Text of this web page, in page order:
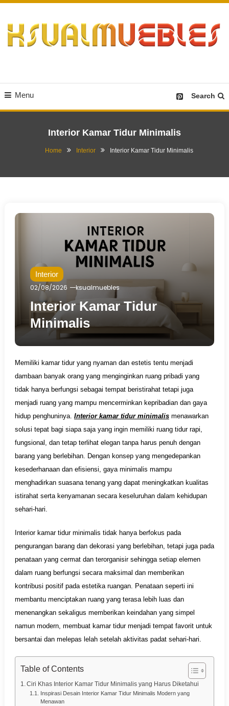
Content
Menu Search
Interior Kamar Tidur Minimalis
Home Interior Interior Kamar Tidur Minimalis
Interior
02/08/2026
ksualmuebles
Interior Kamar Tidur
Minimalis
Memiliki kamar tidur yang nyaman dan estetis tentu menjadi
dambaan banyak orang yang menginginkan ruang pribadi yang
tidak hanya berfungsi sebagai tempat beristirahat tetapi juga
menjadi ruang yang mampu mencerminkan kepribadian dan gaya
hidup penghuninya. Interior kamar tidur minimalismenawarkan
solusi tepat bagi siapa saja yang ingin memiliki ruang tidur rapi,
fungsional, dan tetap terlihat elegan tanpa harus penuh dengan
barang yang berlebihan. Dengan konsep yang mengedepankan
kesederhanaan dan efisiensi, gaya minimalis mampu
menghadirkan suasana tenang yang dapat meningkatkan kualitas
istirahat serta kenyamanan secara keseluruhan dalam kehidupan
sehari-hari.
Interior kamar tidur minimalis tidak hanya berfokus pada
pengurangan barang dan dekorasi yang berlebihan, tetapi juga pada
penataan yang cermat dan terorganisir sehingga setiap elemen
dalam ruang berfungsi secara maksimal dan memberikan
kontribusi positif pada estetika ruangan. Penataan seperti ini
membantu menciptakan ruang yang terasa lebih luas dan
menenangkan sekaligus memberikan keindahan yang simpel
namun modern, membuat kamar tidur menjadi tempat favorit untuk
bersantai dan melepas lelah setelah aktivitas padat sehari-hari.
Table of Contents
Ciri Khas Interior Kamar Tidur Minimalis yang Harus Diketahui
Inspirasi Desain Interior Kamar Tidur Minimalis Modern yang
Menawan